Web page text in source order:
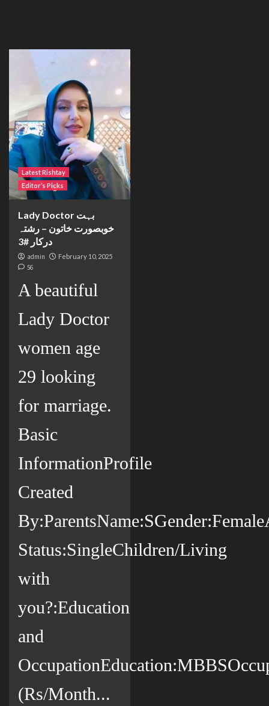
Latest Rishtay
Editor’s Picks
Lady Doctor بہت
خوبصورت خاتون – رشتہ
درکار #3
admin February 10, 2025
56
A beautiful
Lady Doctor
women age
29 looking
for marriage.
Basic
InformationProfile
Created
Status:SingleChildren/Living
with
you?:Education
and
(Rs/Month...